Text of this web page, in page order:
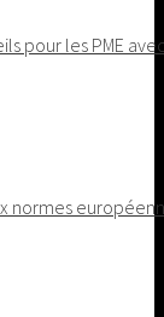
pour les PME